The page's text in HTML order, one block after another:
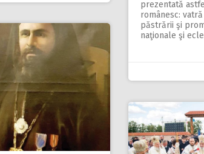
prezentată
românesc:
păstrării şi
naţionale şi